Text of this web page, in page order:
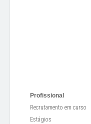
Profissional
Recrutamento em curso
Estágios